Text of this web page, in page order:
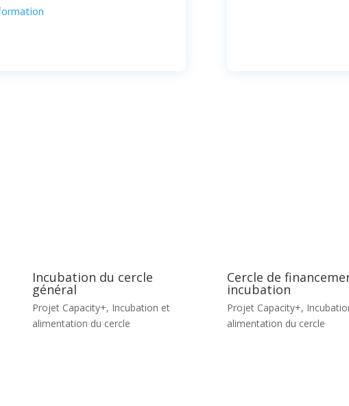
Incubation du cercle
général
Projet Capacity+, Incubation et
alimentation du cercle
Cercle de
incubation
Projet Capacity+,
alimentation du cercle